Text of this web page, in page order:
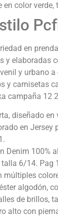
color verde,
en
y elaboradas
y urbano
y camisetas
campaña 12
diseñado en
en Jersey
Denim 100%
6/14. Pag
múltiples
algodón,
de brillos,
alto con